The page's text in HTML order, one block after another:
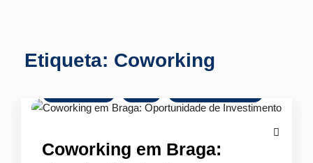
Etiqueta: Coworking
Coworking em Braga: